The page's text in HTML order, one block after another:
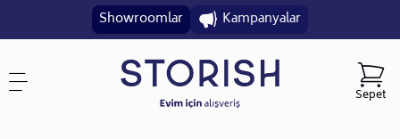
Showroomlar Kampanyalar
Sepet